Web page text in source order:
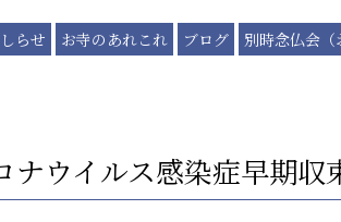
らせ お寺のあれこれ ブログ 別時念仏会（
ナウイルス感染症早期収